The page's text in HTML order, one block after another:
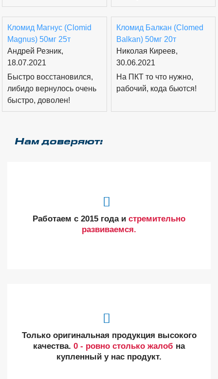
Кломид Магнус (Clomid
Magnus) 50мг 25т
Андрей Резник,
18.07.2021
Быстро восстановился,
либидо вернулось очень
быстро, доволен!
Кломид Балкан (Clomed
Balkan) 50мг 20т
Николая Киреев,
30.06.2021
На ПКТ то что нужно,
рабочий, кода бьются!
Нам доверяют:
Работаем с 2015 года и стремительно
развиваемся.
Только оригинальная продукция высокого
качества. 0 - ровно столько жалоб на
купленный у нас продукт.